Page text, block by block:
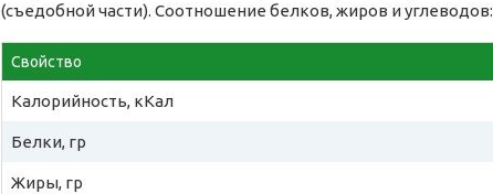
(съедобной части). Соотношение белков, жиров и углеводов:
Свойство
Калорийность, кКал
Белки, гр
Жиры, гр